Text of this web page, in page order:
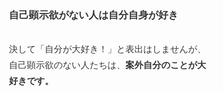
自己顕示欲がない人は自分自身が好き
決して「自分が大好き！」と表出はしませんが、
自己顕示欲のない人たちは、 案外自分のことが大
好きです。